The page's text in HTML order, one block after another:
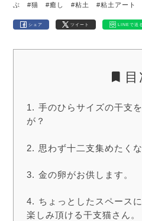
ぶ
#猫 #癒し #粘土 #粘土アート
シェア ツイート LINEで送る
目
手のひらサイズの干支
が？
思わず十二支集めたく
金の卵がお供します。
ちょっとしたスペース
楽しみ頂ける干支猫さん。